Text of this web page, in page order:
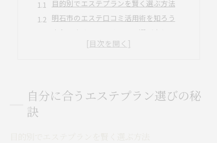
目的別でエステプランを賢く選ぶ方法
明石市のエステ口コミ活用術を知ろう
安心できるエステサロンの選び方とは
エステ体験で比較する満足度の違い
明石市で受けるエステの肌質改善法
自分に合うエステプラン選びの秘
訣